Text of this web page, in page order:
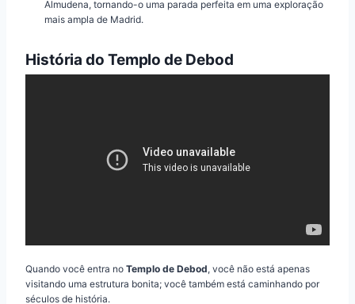
Almudena, tornando-o uma parada perfeita em uma exploração
mais ampla de Madrid.
História do Templo de Debod
Quando você entra no Templo de Debod, você não está apenas
visitando uma estrutura bonita; você também está caminhando por
séculos de história.